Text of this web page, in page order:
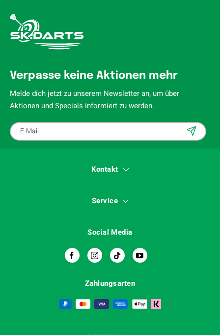
Verpasse keine Aktionen mehr
Melde dich jetzt zu unserem Newsletter an, um über
Aktionen und Specials informiert zu werden.
Kontakt
Service
Social Media
Zahlungsarten